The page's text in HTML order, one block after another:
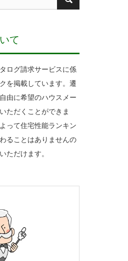
て
ログ請求サービスに係
を掲載しています。遷
由に希望のハウスメー
ただくことができま
って住宅性能ランキン
ることはありませんの
ただけます。